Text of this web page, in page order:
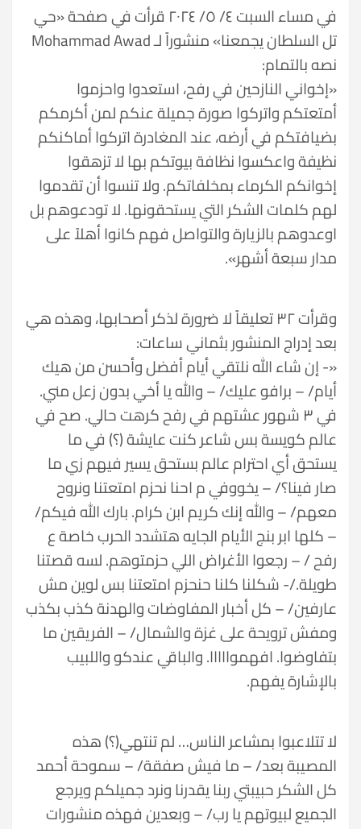
في مساء السبت ٤/ ٥/ ٢٠٢٤ قرأت في صفحة «حي
تل السلطان يجمعنا» منشوراً لـ Mohammad Awad
نصه بالتمام:
«إخواني النازحين في رفح، استعدوا واحزموا
أمتعتكم واتركوا صورة جميلة عنكم لمن أكرمكم
بضيافتكم في أرضه، عند المغادرة اتركوا أماكنكم
نظيفة واعكسوا نظافة بيوتكم بها لا تزهقوا
إخوانكم الكرماء بمخلفاتكم. ولا تنسوا أن تقدموا
لهم كلمات الشكر التي يستحقونها. لا تودعوهم بل
اوعدوهم بالزيارة والتواصل فهم كانوا أهلاً على
مدار سبعة أشهر».
وقرأت ٣٢ تعليقاً لا ضرورة لذكر أصحابها، وهذه هي
بعد إدراج المنشور بثماني ساعات:
«- إن شاء الله نلتقي أيام أفضل وأحسن من هيك
أيام/ – برافو عليك/ – والله يا أخي بدون زعل مني.
في ٣ شهور عشتهم في رفح كرهت حالي. صح في
عالم كويسة بس شاعر كنت عايشة (؟) في ما
يستحق أي احترام عالم بستحق يسير فيهم زي ما
صار فينا؟/ – يخووفي م احنا نحزم امتعتنا ونروح
معهم/ – والله إنك كريم ابن كرام. بارك الله فيكم/
– كلها ابر بنج الأيام الجايه هتشدد الحرب خاصة ع
رفح / – رجعوا الأغراض اللي حزمتوهم. لسه قصتنا
طويلة./- شكلنا كلنا حنحزم امتعتنا بس لوين مش
عارفين/ – كل أخبار المفاوضات والهدنة كذب بكذب
ومفش ترويحة على غزة والشمال/ – الفريقين ما
بتفاوضوا. افهموااااا. والباقي عندكو واللبيب
بالإشارة يفهم.
لا تتلاعبوا بمشاعر الناس… لم تنتهي(؟) هذه
المصيبة بعد/ – ما فيش صفقة/ – سموحة أحمد
كل الشكر حبيبتي ربنا يقدرنا ونرد جميلكم ويرجع
الجميع لبيوتهم يا رب/ – وبعدين فهذه منشورات